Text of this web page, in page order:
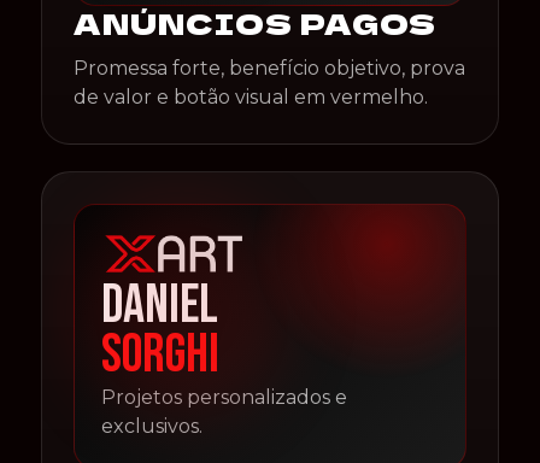
ANÚNCIOS PAGOS
Promessa forte, benefício objetivo, prova
de valor e botão visual em vermelho.
DANIEL
SORGHI
Projetos personalizados e
exclusivos.